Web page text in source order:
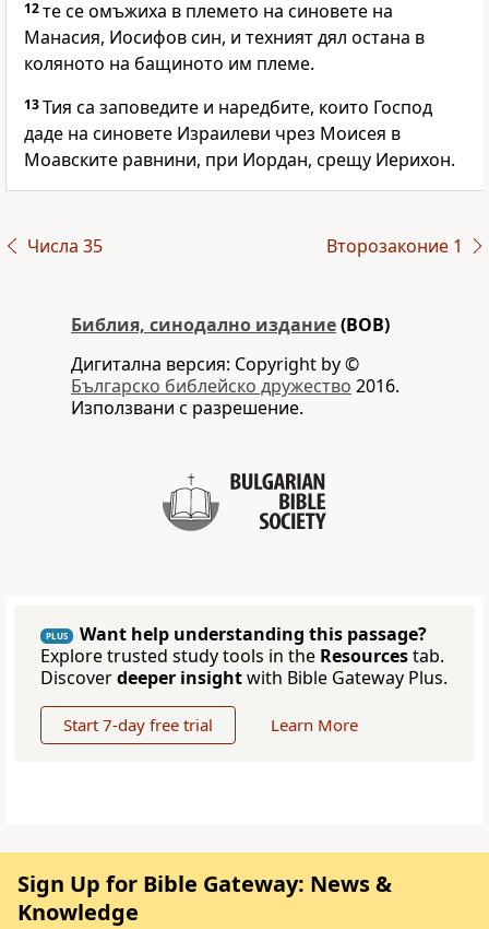
12те се омъжиха в племето на синовете на
Манасия, Иосифов син, и техният дял остана в
коляното на бащиното им племе.
13Тия са заповедите и наредбите, които Господ
даде на синовете Израилеви чрез Моисея в
Моавските равнини, при Иордан, срещу Иерихон.
Числа 35 Второзаконие 1
Библия, синодално издание(BOB)
Дигитална версия: Copyright by ©
Българско библейско дружество 2016.
Използвани с разрешение.
PLUS
Want help understanding this passage?
Explore trusted study tools in the Resourcestab.
Discoverdeeper insightwith Bible Gateway Plus.
Start 7-day free trial Learn More
Sign Up for Bible Gateway: News &
Knowledge